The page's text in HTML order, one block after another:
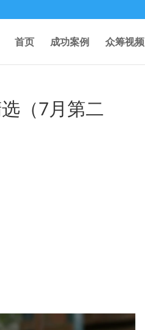
首页 成功案例 众筹视频
（7月第二